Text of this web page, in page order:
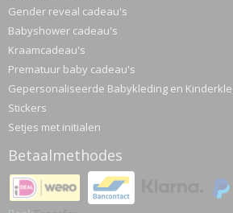
Gender reveal cadeau's
Babyshower cadeau's
Kraamcadeau's
Prematuur baby cadeau's
Gepersonaliseerde Babykleding en
Stickers
Setjes met initialen
Betaalmethodes